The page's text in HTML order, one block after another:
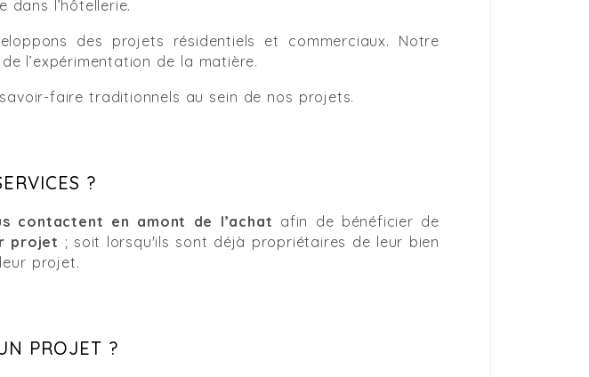
l’hôtellerie.
des projets résidentiels et commerciaux. Notre
l’expérimentation de la matière.
faire traditionnels au sein de nos projets.
?
contactent en amont de l’achat afin de bénéficier de
projet ; soit lorsqu'ils sont déjà propriétaires de leur bien
projet.
PROJET ?